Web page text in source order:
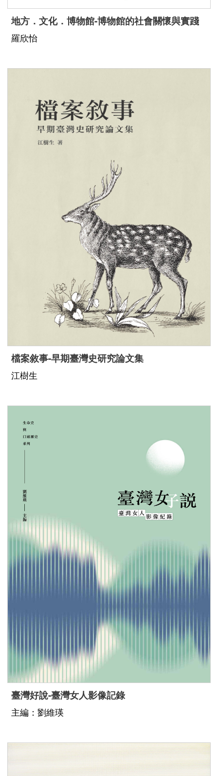
Bahasa
Melayu
ไทย
Bahasa
Việt Nam
地方．文化．博物館-博物館的社會關懷與實踐
羅欣怡
檔案敘事-早期臺灣史研究論文集
江樹生
臺灣好說-臺灣女人影像記錄
主編：劉維瑛